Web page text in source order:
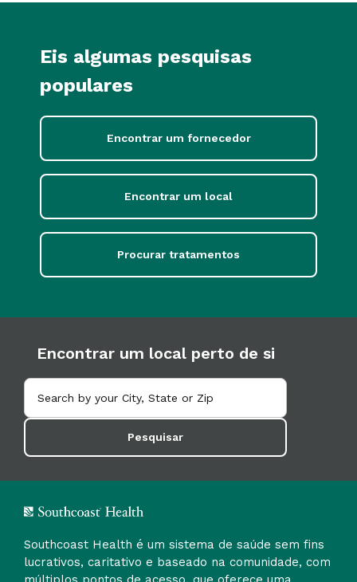
Eis algumas pesquisas
populares
Encontrar um fornecedor
Encontrar um local
Procurar tratamentos
Encontrar um local perto de si
Pesquisar
Southcoast Health é um sistema de saúde sem fins
lucrativos, caritativo e baseado na comunidade, com